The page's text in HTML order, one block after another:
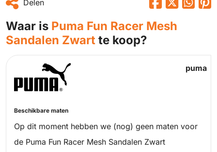
Delen
Waar is Puma Fun Racer Mesh
Sandalen Zwart te koop?
puma
Beschikbare maten
Op dit moment hebben we (nog) geen maten voor
de Puma Fun Racer Mesh Sandalen Zwart